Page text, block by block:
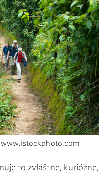
www.istockphoto.com
to zvláštne, kuriózne,